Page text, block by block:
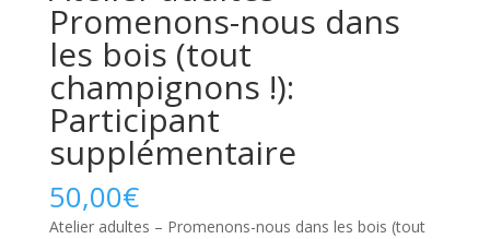
Promenons-nous dans
les bois (tout
champignons !):
Participant
supplémentaire
50,00€
Atelier adultes – Promenons-nous dans les bois (tout